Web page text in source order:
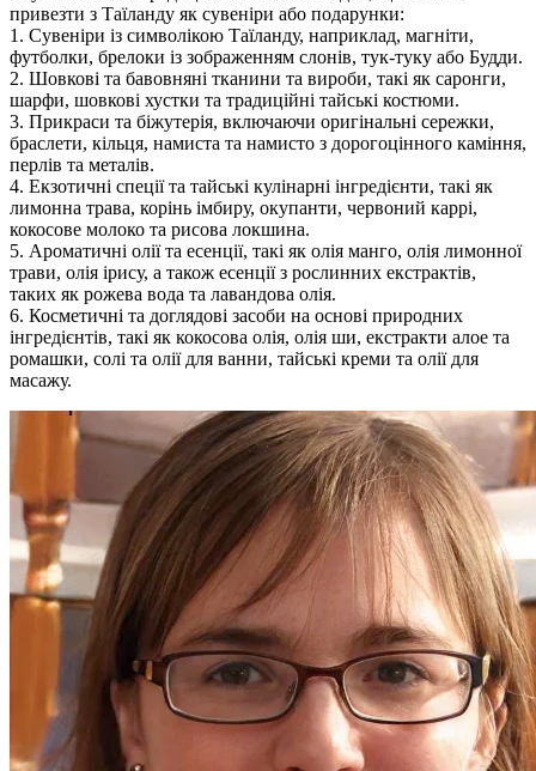
привезти з Таїланду як сувеніри або подарунки:
1. Сувеніри із символікою Таїланду, наприклад, магніти,
футболки, брелоки із зображенням слонів, тук-туку або Будди.
2. Шовкові та бавовняні тканини та вироби, такі як саронги,
шарфи, шовкові хустки та традиційні тайські костюми.
3. Прикраси та біжутерія, включаючи оригінальні сережки,
браслети, кільця, намиста та намисто з дорогоцінного каміння,
перлів та металів.
4. Екзотичні спеції та тайські кулінарні інгредієнти, такі як
лимонна трава, корінь імбиру, окупанти, червоний каррі,
кокосове молоко та рисова локшина.
5. Ароматичні олії та есенції, такі як олія манго, олія лимонної
трави, олія ірису, а також есенції з рослинних екстрактів,
таких як рожева вода та лавандова олія.
6. Косметичні та доглядові засоби на основі природних
інгредієнтів, такі як кокосова олія, олія ши, екстракти алое та
ромашки, солі та олії для ванни, тайські креми та олії для
масажу.